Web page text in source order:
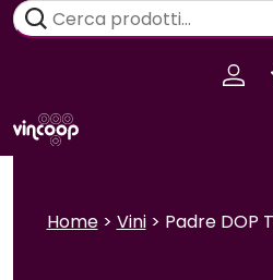
Salta
Cerca:
Home> Vini> Padre DOP